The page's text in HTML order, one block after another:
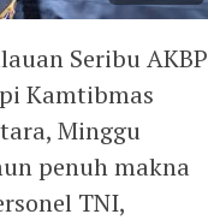
Seribu AKBP
Kamtibmas
Minggu
penuh makna
TNI,